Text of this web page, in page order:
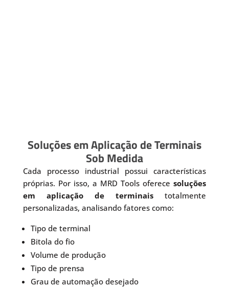
Soluções em Aplicação de Terminais
Sob Medida
Cada processo industrial possui características
próprias. Por isso, a MRD Tools oferecesoluções
em aplicação de terminais totalmente
personalizadas, analisando fatores como:
Tipo de terminal
Bitola do fio
Volume de produção
Tipo de prensa
Grau de automação desejado